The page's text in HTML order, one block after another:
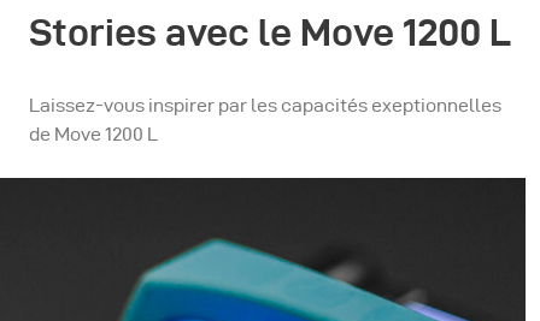
Stories avec le Move 1200 L
Laissez-vous inspirer par les capacités exeptionnelles
de Move 1200 L